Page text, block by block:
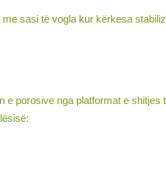
me sasi të vogla kur kërkesa
porosive nga platformat e shitjes